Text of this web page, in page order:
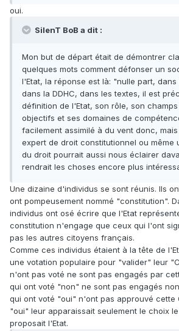
oui.
SilenT BoB a dit :
Mon but de départ était de démontrer
quelques mots comment défonser un
l'Etat, la réponse est là: "nulle part,
dans la DDHC, dans les textes, il est
définition de l'Etat, son rôle, son
objectifs et ses domaines de
facilement assimilé à du vent donc,
expert de droit constitutionnel ou même
du droit pourrait aussi nous éclairer
rendrait les choses encore plus
Une dizaine d'individus se sont réunis. Ils
ont pompeusement nommé "constitution".
individus ont osé écrire que l'Etat
constitution n'engage que ceux qui l'ont
pas les autres citoyens français.
Comme ces individus étaient à la tête de
une votation populaire pour "valider" leur
n'ont pas voté ne sont pas engagés par
qui ont voté "non" ne sont pas engagés
qui ont voté "oui" n'ont pas approuvé cette
"oui" leur apparaissait seulement le choix
proposait l'Etat.